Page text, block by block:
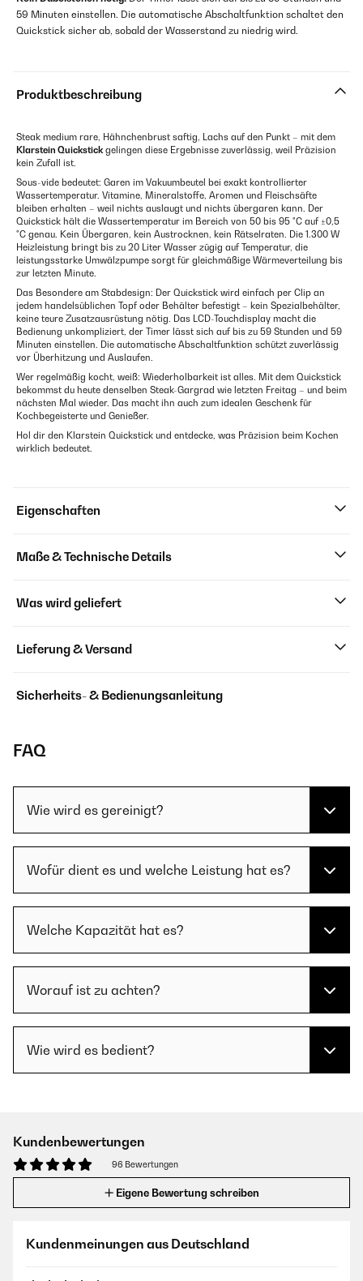
59 Minuten einstellen. Die automatische Abschaltfunktion schaltet den
Quickstick sicher ab, sobald der Wasserstand zu niedrig wird.
Produktbeschreibung
Steak medium rare, Hähnchenbrust saftig, Lachs auf den Punkt – mit dem
Klarstein Quickstickgelingen diese Ergebnisse zuverlässig, weil Präzision
kein Zufall ist.
Sous-vide bedeutet: Garen im Vakuumbeutel bei exakt kontrollierter
Wassertemperatur. Vitamine, Mineralstoffe, Aromen und Fleischsäfte
bleiben erhalten – weil nichts auslaugt und nichts übergaren kann. Der
Quickstick hält die Wassertemperatur im Bereich von 50 bis 95 °C auf ±0,5
°C genau. Kein Übergaren, kein Austrocknen, kein Rätselraten. Die 1.300 W
Heizleistung bringt bis zu 20 Liter Wasser zügig auf Temperatur, die
leistungsstarke Umwälzpumpe sorgt für gleichmäßige Wärmeverteilung bis
zur letzten Minute.
Das Besondere am Stabdesign: Der Quickstick wird einfach per Clip an
jedem handelsüblichen Topf oder Behälter befestigt – kein Spezialbehälter,
keine teure Zusatzausrüstung nötig. Das LCD-Touchdisplay macht die
Bedienung unkompliziert, der Timer lässt sich auf bis zu 59 Stunden und 59
Minuten einstellen. Die automatische Abschaltfunktion schützt zuverlässig
vor Überhitzung und Auslaufen.
Wer regelmäßig kocht, weiß: Wiederholbarkeit ist alles. Mit dem Quickstick
bekommst du heute denselben Steak-Gargrad wie letzten Freitag – und beim
nächsten Mal wieder. Das macht ihn auch zum idealen Geschenk für
Kochbegeisterte und Genießer.
Hol dir den Klarstein Quickstick und entdecke, was Präzision beim Kochen
wirklich bedeutet.
Eigenschaften
Maße & Technische Details
Was wird geliefert
Lieferung & Versand
Sicherheits- & Bedienungsanleitung
FAQ
Wie wird es gereinigt?
Wofür dient es und welche Leistung hat es?
Welche Kapazität hat es?
Worauf ist zu achten?
Wie wird es bedient?
Kundenbewertungen
96 Bewertungen
Eigene Bewertung schreiben
Kundenmeinungen aus Deutschland